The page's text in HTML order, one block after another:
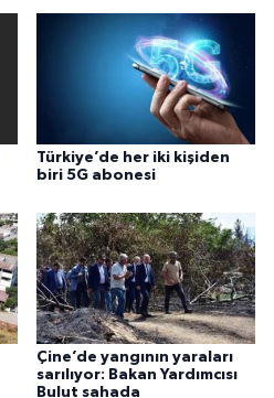
Türkiye’de her iki kişiden
biri 5G abonesi
Çine’de yangının yaraları
sarılıyor: Bakan Yardımcısı
Bulut sahada